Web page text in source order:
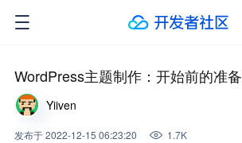
WordPress主题制作：开始前的准备
Yiiven
发布于2022-12-15 06:23:20 1.7K